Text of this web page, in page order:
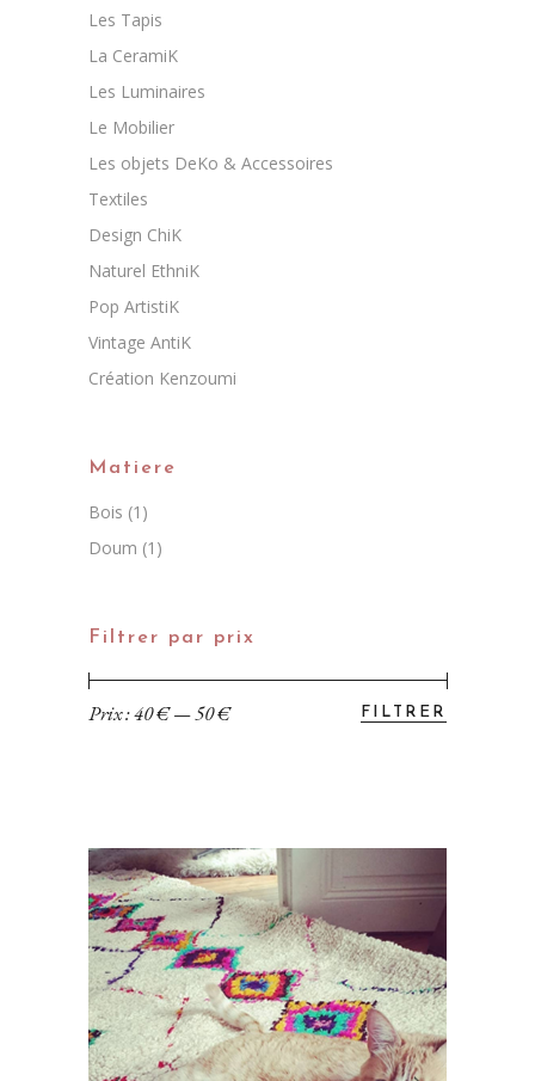
Les Tapis
La CeramiK
Les Luminaires
Le Mobilier
Les objets DeKo & Accessoires
Textiles
Design ChiK
Naturel EthniK
Pop ArtistiK
Vintage AntiK
Création Kenzoumi
Matiere
Bois (1)
Doum (1)
Filtrer par prix
Prix
Prix FILTRER
Prix :40 €—50 €